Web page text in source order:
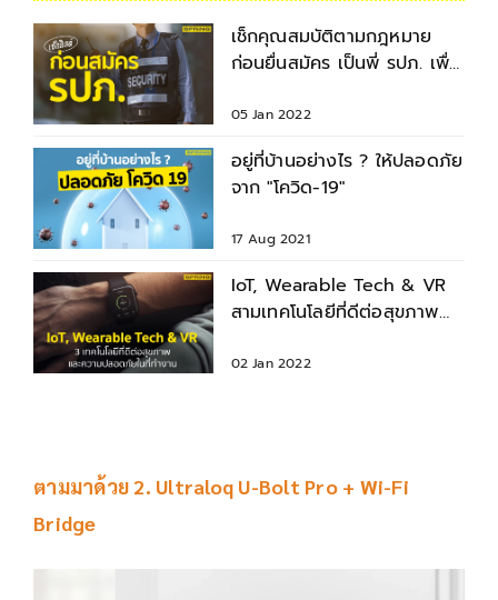
เช็กคุณสมบัติตามกฎหมาย
ก่อนยื่นสมัคร เป็นพี่ รปภ. เพื่อ
05 Jan 2022
อยู่ที่บ้านอย่างไร ? ให้ปลอดภัย
จาก "โควิด-19"
17 Aug 2021
IoT, Wearable Tech & VR
สามเทคโนโลยีที่ดีต่อสุขภาพ
02 Jan 2022
ตามมาด้วย 2. Ultraloq U-Bolt Pro + Wi-Fi
Bridge